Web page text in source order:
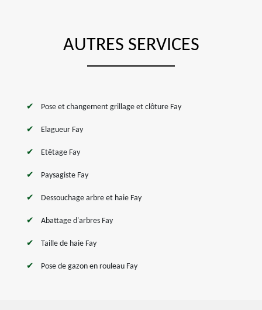
AUTRES SERVICES
Pose et changement grillage et clôture Fay
Elagueur Fay
Etêtage Fay
Paysagiste Fay
Dessouchage arbre et haie Fay
Abattage d'arbres Fay
Taille de haie Fay
Pose de gazon en rouleau Fay